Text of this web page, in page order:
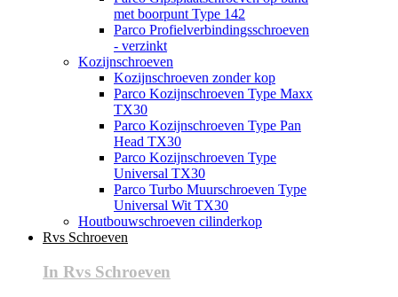
met boorpunt Type 142
Parco Profielverbindingsschroeven
- verzinkt
Kozijnschroeven
Kozijnschroeven zonder kop
Parco Kozijnschroeven Type Maxx
TX30
Parco Kozijnschroeven Type Pan
Head TX30
Parco Kozijnschroeven Type
Universal TX30
Parco Turbo Muurschroeven Type
Universal Wit TX30
Houtbouwschroeven cilinderkop
Rvs Schroeven
In Rvs Schroeven